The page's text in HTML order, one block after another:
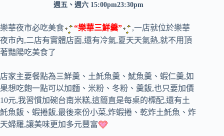
週五、週六 15:00pm23:30pm
樂華夜市必吃美食 “樂華三鮮羹”
,一店就位於樂華
夜市內,二店有實體店面,還有冷氣,夏天天氣熱,就不用頂
著豔陽吃美食了
店家主要餐點為三鮮羹、土魠魚羹、魷魚羹、蝦仁羹,如
果想吃飽一點可以加麵、米粉、冬粉、羹飯,也只要加價
10元,我習慣加碗台南米糕,這簡直是每桌的標配,還有土
魠魚飯、蝦捲飯,最後來份小菜,炸蝦捲、乾炸土魠魚、炸
天婦羅,讓美味更加多元豐富